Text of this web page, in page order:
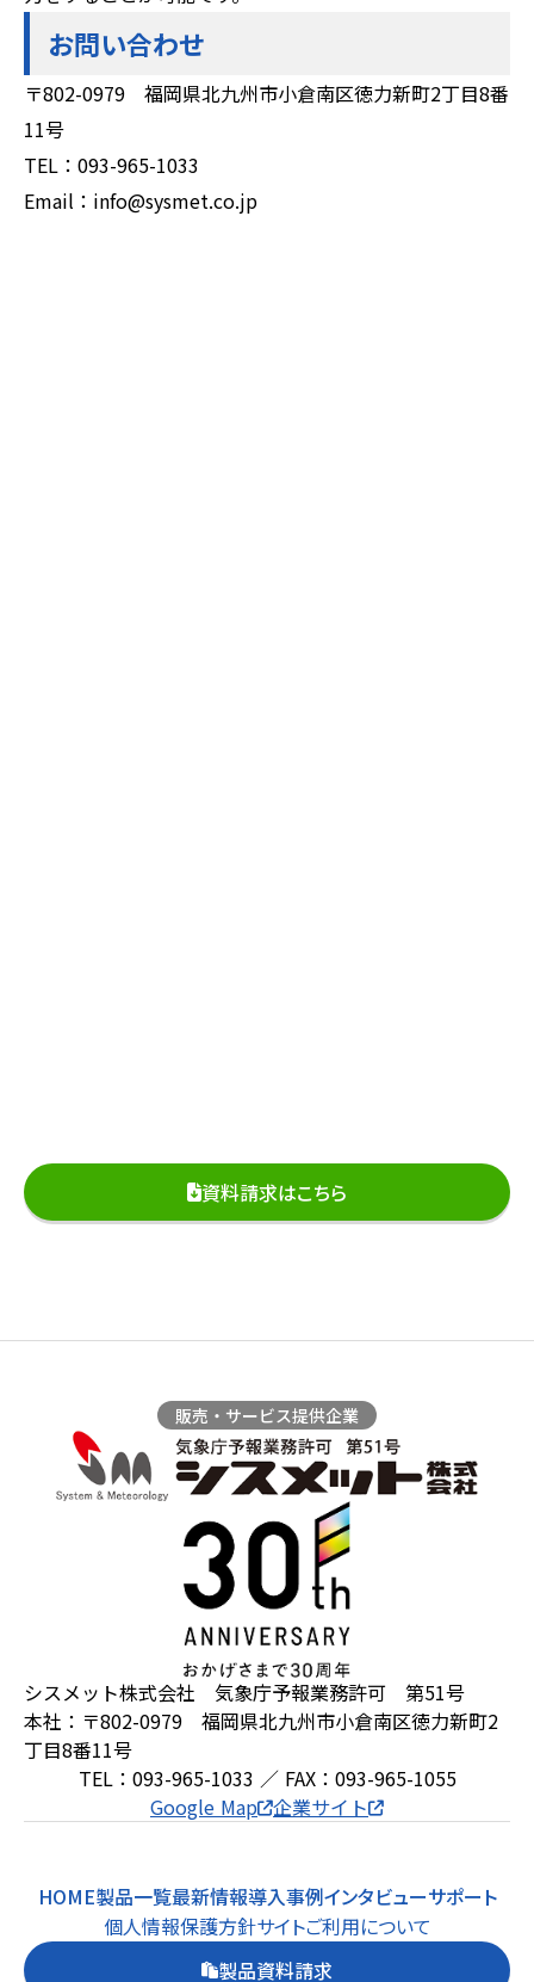
お問い合わせ
〒802-0979 福岡県北九州市小倉南区徳力新町2丁目8番
11号
TEL：093-965-1033
Email：info@sysmet.co.jp
資料請求はこちら
販売・サービス提供企業
シスメット株式会社 気象庁予報業務許可 第51号
本社：〒802-0979 福岡県北九州市小倉南区徳力新町2
丁目8番11号
TEL：093-965-1033 ／ FAX：093-965-1055
Google Map 企業サイト
HOME製品一覧最新情報導入事例インタビューサポート
個人情報保護方針サイトご利用について
製品資料請求